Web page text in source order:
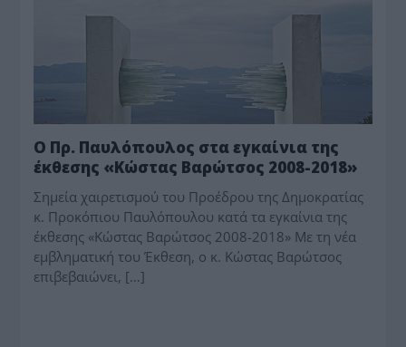
Ο Πρ. Παυλόπουλος στα εγκαίνια της
έκθεσης «Κώστας Βαρώτσος 2008-2018»
Σημεία χαιρετισμού του Προέδρου της Δημοκρατίας
κ. Προκόπιου Παυλόπουλου κατά τα εγκαίνια της
έκθεσης «Κώστας Βαρώτσος 2008-2018» Με τη νέα
εμβληματική του Έκθεση, ο κ. Κώστας Βαρώτσος
επιβεβαιώνει, […]